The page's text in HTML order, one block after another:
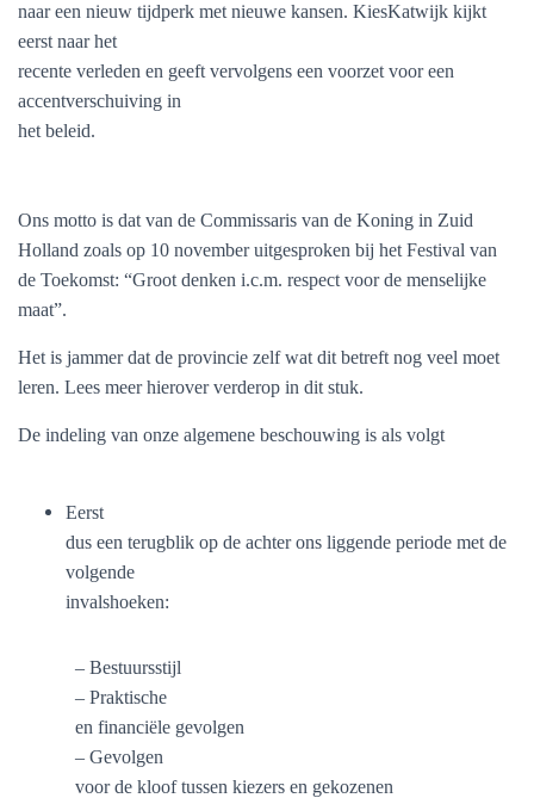
naar een nieuw tijdperk met nieuwe kansen. KiesKatwijk kijkt
eerst naar het
recente verleden en geeft vervolgens een voorzet voor een
accentverschuiving in
het beleid.
Ons motto is dat van de Commissaris van de Koning in Zuid
Holland zoals op 10 november uitgesproken bij het Festival van
de Toekomst: “Groot denken i.c.m. respect voor de menselijke
maat”.
Het is jammer dat de provincie zelf wat dit betreft nog veel moet
leren. Lees meer hierover verderop in dit stuk.
De indeling van onze algemene beschouwing is als volgt
Eerst
dus een terugblik op de achter ons liggende periode met de
volgende
invalshoeken:
– Bestuursstijl
– Praktische
en financiële gevolgen
– Gevolgen
voor de kloof tussen kiezers en gekozenen